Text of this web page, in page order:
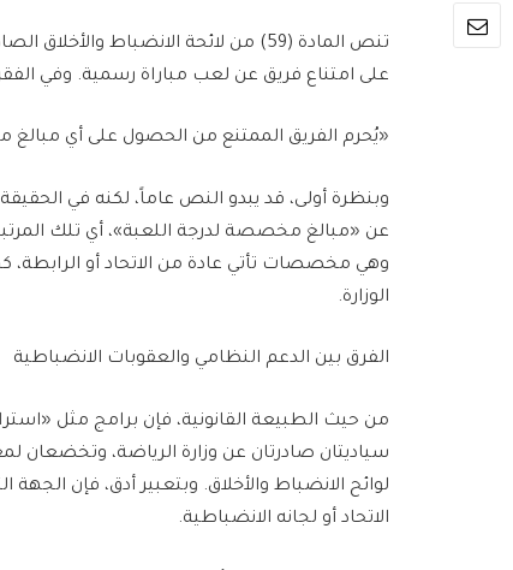
تنص المادة (59) من لائحة الانضباط
على امتناع فريق عن لعب مباراة رسمية. وفي الفقرة (4/3) منها يُذكر
«يُحرم الفريق الممتنع من الحصول على أي مبالغ
وبنظرة أولى، قد يبدو النص عاماً، لكنه في
عن «مبالغ مخصصة لدرجة اللعبة»، أي تلك
وهي مخصصات تأتي عادة من الاتحاد أو الرابطة،
الوزارة.
الفرق بين الدعم النظامي والعقوبات الانضباطية
من حيث الطبيعة القانونية، فإن برامج مثل
سياديتان صادرتان عن وزارة الرياضة، وتخضعان
لوائح الانضباط والأخلاق. وبتعبير أدق، فإن
الاتحاد أو لجانه الانضباطية.